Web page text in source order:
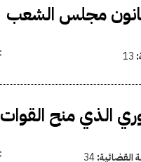
لطلب الحكم بعدم دستورية مادة 20 في قانون مجلس الشعب
13
الذي منح القوات
القضائية:34